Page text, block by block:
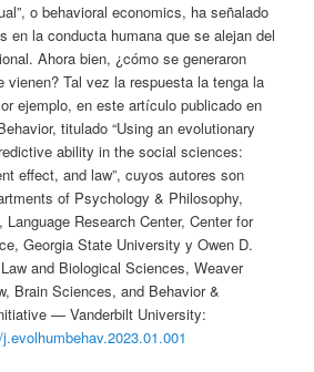
o behavioral economics, ha señalado
en la conducta humana que se alejan del
Ahora bien, ¿cómo se generaron
vienen? Tal vez la respuesta la tenga la
ejemplo, en este artículo publicado en
titulado “Using an evolutionary
ability in the social sciences:
effect, and law”, cuyos autores son
of Psychology & Philosophy,
Research Center, Center for
Georgia State University y Owen D.
and Biological Sciences, Weaver
Brain Sciences, and Behavior &
— Vanderbilt University: